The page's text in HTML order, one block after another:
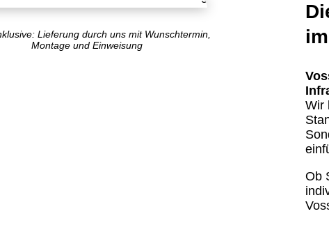
Lieferung durch uns mit Wunschtermin,
Montage und Einweisung
Wir
Ob